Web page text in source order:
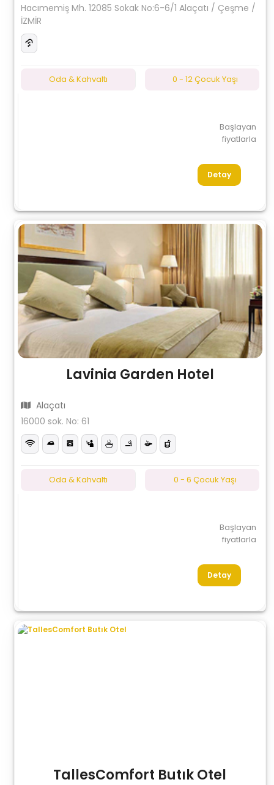
Hacımemiş Mh. 12085 Sokak No:6-6/1 Alaçatı / Çeşme /
İZMİR
Oda & Kahvaltı 0 - 12 Çocuk Yaşı
Başlayan
fiyatlarla
Detay
Lavinia Garden Hotel
Alaçatı
16000 sok. No: 61
Oda & Kahvaltı 0 - 6 Çocuk Yaşı
Başlayan
fiyatlarla
Detay
TallesComfort Butık Otel